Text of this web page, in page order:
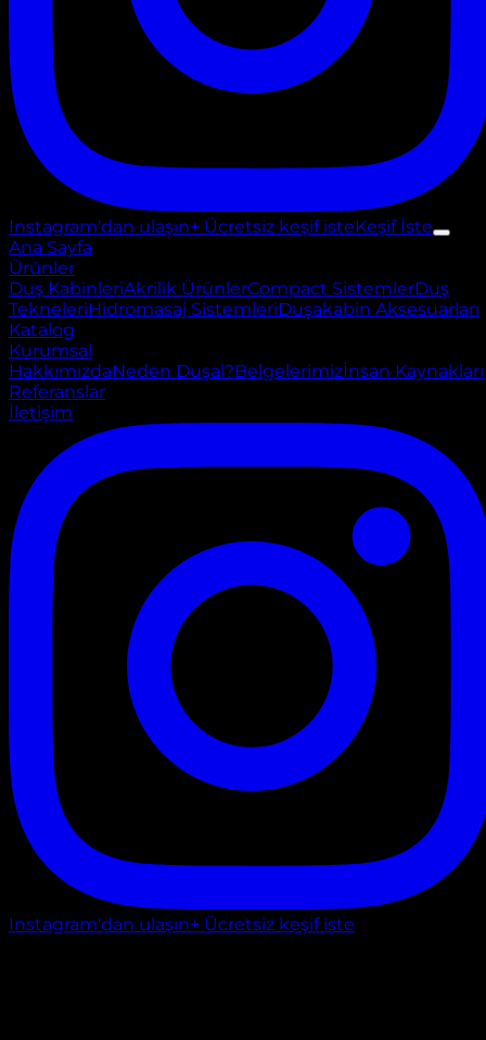
Instagram'dan ulaşın+ Ücretsiz keşif isteKeşif İste
Ana Sayfa
Ürünler
Duş KabinleriAkrilik ÜrünlerCompact SistemlerDuş
TekneleriHidromasaj SistemleriDuşakabin Aksesuarları
Katalog
Kurumsal
HakkımızdaNeden Duşal?Belgelerimizİnsan Kaynakları
Referanslar
İletişim
Instagram'dan ulaşın+ Ücretsiz keşif iste